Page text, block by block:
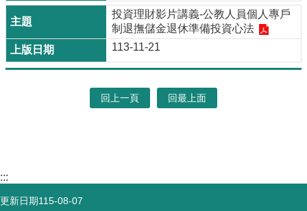
投資理財影片講義-公教人員個人專戶
制退撫儲金退休準備投資心法
113-11-21
回上一頁 回最上面
:::
更新日期115-08-07